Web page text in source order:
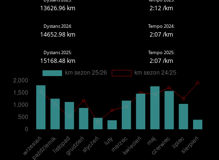
13626.96 km 2:12 /km
Dystans 2024:
14652.98 km
Tempo 2024:
2:07 /km
Dystans 2025:
15168.48 km
Tempo 2025:
2:07 /km